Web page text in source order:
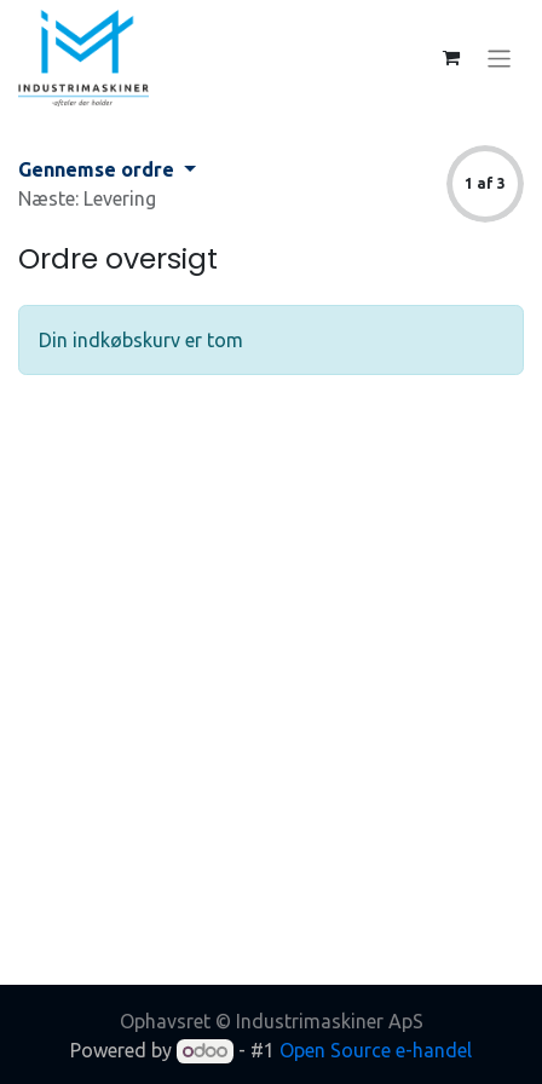
Gennemse ordre
Næste: Levering
1 af 3
Ordre oversigt
Din indkøbskurv er tom
Ophavsret © Industrimaskiner ApS
Powered by
- #1 Open Source e-handel